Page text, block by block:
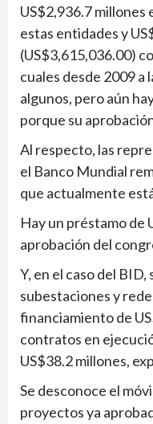
US$2,936.7 millones
estas entidades y
(US$3,615,036.00)
cuales desde 2009 a
algunos, pero aún
porque su
Al respecto, las
el Banco Mundial
que actualmente
Hay un préstamo de
aprobación del
Y, en el caso del
subestaciones y
financiamiento de
contratos en
US$38.2 millones,
Se desconoce el
proyectos ya